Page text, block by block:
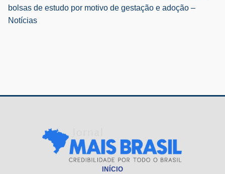
Post
bolsas de estudo por motivo de gestação e adoção –
Notícias
INÍCIO